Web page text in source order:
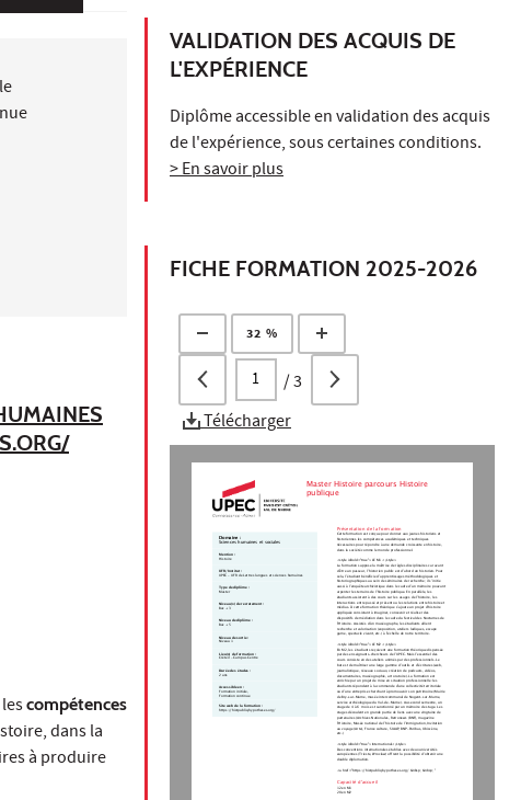
compétences
dans la
à produire
VALIDATION DES ACQUIS DE
L'EXPÉRIENCE
Diplôme accessible en validation des acquis
de l'expérience, sous certaines conditions.
> En savoir plus
FICHE FORMATION 2025-2026
32 %
/3
Télécharger
Master Histoire parcours Histoire
publique
Présentation de la formation
Cette formation est conçue pour donner aux jeunes historiens et
historiennes les compétences académiques et techniques
nécessaires pour répondre à une demande croissante en histoire,
dans la société comme le monde professionnel.
<style isBold="true">LE M1 </style>
La formation suppose la maîtrise de règles disciplinaires car avant
d’être un passeur, l’historien public est d’abord un historien. Pour
cela, l’étudiant bénéficie d’apprentissages méthodologiques et
historiographiques au sein de séminaires de recherche; il s’initie
aussi à l’enquête archivistique dans le cadre d’un mémoire pouvant
arpenter les terrains de l’histoire publique. En parallèle, les
étudiants assistent à des cours sur les usages de l’histoire, les
interactions entre passé et présent ou les relations entre histoire et
médias. À cette formation théorique s’ajoute un projet d’histoire
appliquée consistant à imaginer, concevoir et réaliser des
dispositifs de médiation dans le cadre du festival des Nocturnes de
l’Histoire. Assistés d’un muséographe, les étudiants allient
recherche et valorisation (exposition, ateliers ludiques, escape
game, spectacle vivant, etc.) à l’échelle de notre territoire.
<style isBold="true">LE M2 </style>
En M2, les  étudiants reçoivent une formation théorique dispensée
par des enseignants-chercheurs de l’UPEC. Mais l’essentiel des
cours consiste en des ateliers animés par des professionnels. Le
but est de maîtriser une large gamme d’outils et d’écritures (web,
journalistique, réseaux sociaux, création de podcasts, vidéos,
documentaires, muséographie, art oratoire). La formation est
enrichie par un projet de mise en situation professionnelle: les
étudiants répondent à la commande d’une collectivité territoriale
ou d’une entreprise cherchant à promouvoir son patrimoine (Mairie
de Bry-sur-Marne, musée intercommunal de Nogent-sur-Marne,
service archéologique du Val-de-Marne). Au second semestre, un
stage de 4 à 6  mois est sanctionné par un mémoire de stage. Les
stages découlent en grande partie de liens avec une vingtaine de
partenaires (Archives Nationales, Retronews (BNF), magazine
l’Histoire, Musée national de l’histoire de l’immigration, Invitation
au voyage (Arte), France culture, SIAAP, BNP-Paribas, Ubiscène,
etc.)
<style isBold="true">International</style>
Des conventions internationales établies avec deux universités
européennes (Trieste, Wroclaw) offrent la possibilité d’obtenir une
double diplomation.
<a href="https://histpubliq.hypotheses.org/ &nbsp; &nbsp; "
Capacité d'accueil
12 en M1
20 en M2
Domaine :
Sciences humaines et sociales
Mention :
Histoire
UFR/Institut :
UPEC - UFR de Lettres langues et sciences humaines
Type de diplôme :
Master
Niveau(x) de recrutement :
Bac + 3
Niveau de diplôme :
Bac + 5
Niveau de sortie :
Niveau 1
Lieu(x) de formation :
Créteil - Campus Centre
Durée des études :
2 ans
Accessible en :
Formation initiale,
Formation continue
Site web de la formation :
https://histpubliq.hypotheses.org/